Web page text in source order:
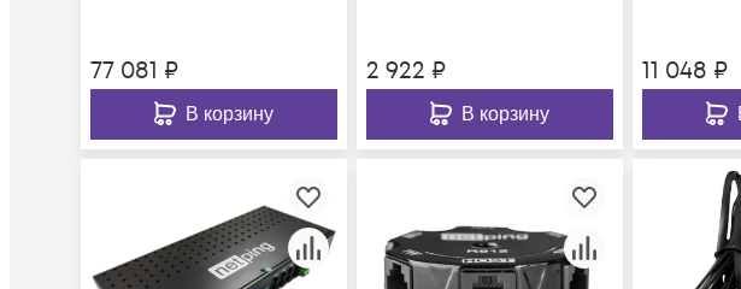
77 081 ₽
В корзину
2 922 ₽
В корзину
11 048 ₽